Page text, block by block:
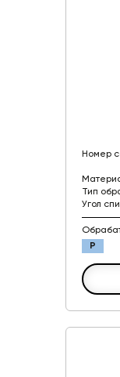
Номер
Тип
Угол
P